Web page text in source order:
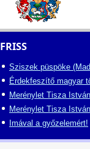
FRISS
Sziszek püspöke
Érdekfeszítő magyar
Merénylet Tisza
Merénylet Tisza
Imával a győzelemért!